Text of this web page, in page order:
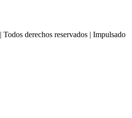
| Todos derechos reservados | Impulsado